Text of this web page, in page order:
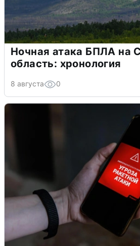
Ночная атака БПЛА на
область: хронология
8 августа 0